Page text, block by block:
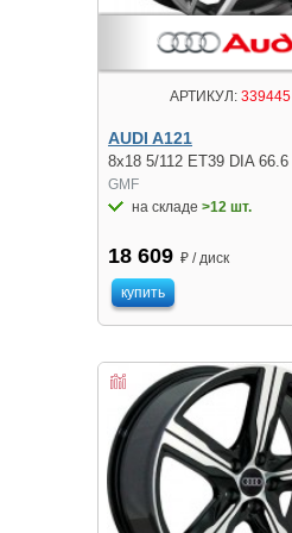
АРТИКУЛ:339445
AUDI A121
8x18 5/112 ET39 DIA 66.6
GMF
на складе >12 шт.
18 609 ₽ / диск
купить